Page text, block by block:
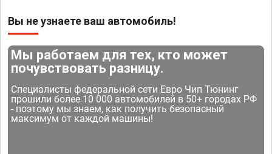
Вы не узнаете ваш автомобиль!
Мы работаем для тех, кто может
почувствовать разницу.
Специалисты федеральной сети Евро Чип Тюнинг
прошили более 10 000 автомобилей в 50+ городах РФ
- поэтому мы знаем, как получить безопасный
максимум от каждой машины!